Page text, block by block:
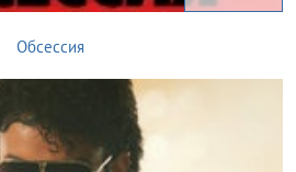
Обсессия